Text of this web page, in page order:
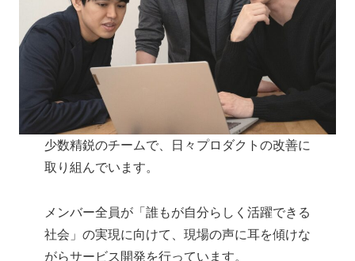
少数精鋭のチームで、日々プロダクトの改善に
取り組んでいます。
メンバー全員が「誰もが自分らしく活躍できる
社会」の実現に向けて、現場の声に耳を傾けな
がらサービス開発を行っています。